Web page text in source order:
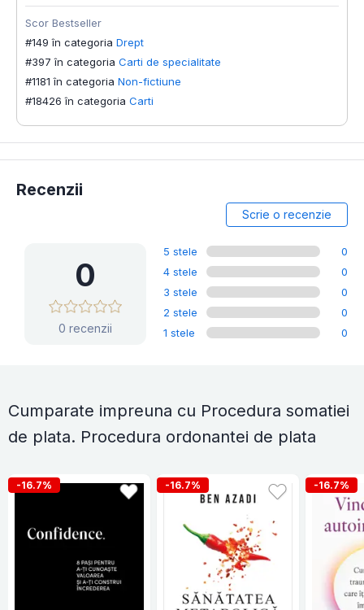
Scor Bestseller
#149 în categoria Drept
#397 în categoria Carti de specialitate
#1181 în categoria Non-fictiune
#18426 în categoria Carti
Recenzii
Scrie o recenzie
0
0 recenzii
5 stele
0
4 stele
0
3 stele
0
2 stele
0
1 stele
0
Cumparate impreuna cu Procedura somatiei
de plata. Procedura ordonantei de plata
-16.7% -16.7% -16.7%